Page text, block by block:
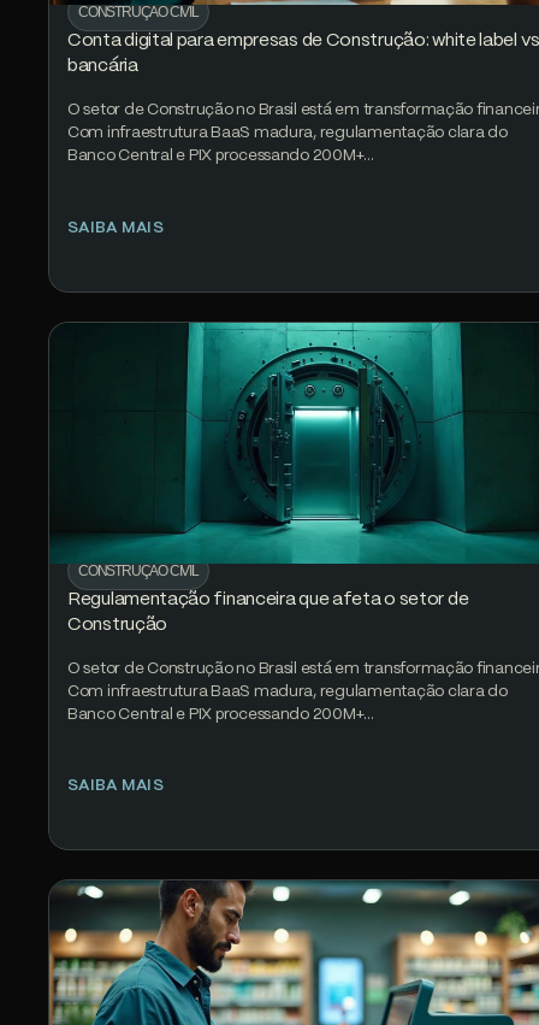
CONSTRUÇÃO CIVIL
Conta digital para empresas de Construção: white label vs
bancária
O setor de Construção no Brasil está em transformação
Com infraestrutura BaaS madura, regulamentação clara do
Banco Central e PIX processando 200M+…
SAIBA MAIS
CONSTRUÇÃO CIVIL
Regulamentação financeira que afeta o setor de
Construção
O setor de Construção no Brasil está em transformação
Com infraestrutura BaaS madura, regulamentação clara do
Banco Central e PIX processando 200M+…
SAIBA MAIS